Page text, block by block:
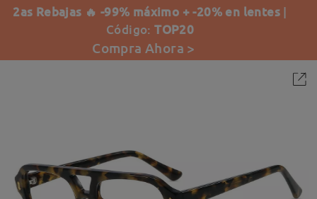
2as Rebajas 🔥 -99% máximo + -20% en lentes |
Código:TOP20
Compra Ahora >